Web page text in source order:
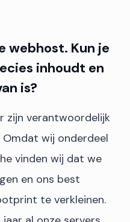
webhost. Kun je
inhoudt en
is?
zijn verantwoordelijk
wij onderdeel
vinden wij dat we
en ons best
te verkleinen.